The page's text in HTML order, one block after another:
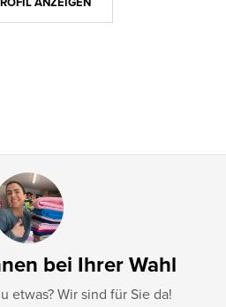
bei Ihrer Wahl
etwas? Wir sind für Sie da!